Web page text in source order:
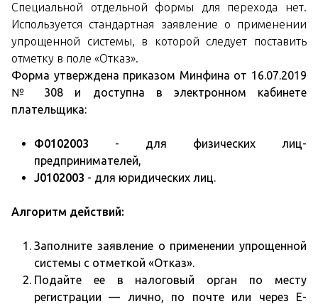
Специальной отдельной формы для перехода нет.
Используется стандартная заявление о применении
упрощенной системы, в которой следует поставить
отметку в поле «Отказ».
Форма утверждена приказом Минфина от 16.07.2019
№ 308 и доступна в электронном кабинете
плательщика:
Ф0102003 - для физических лиц-
предпринимателей,
J0102003 - для юридических лиц.
Алгоритм действий:
Заполните заявление о применении упрощенной
системы с отметкой «Отказ».
Подайте ее в налоговый орган по месту
регистрации — лично, по почте или через Е-